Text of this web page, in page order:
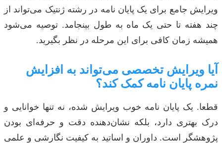
ویرایش جامع برای یک پایان نامه در رشته ژنتیک می‌تواند از
چند هفته تا حتی یک ماه به طول بینجامد. توصیه می‌شود
همیشه زمان کافی برای این مرحله در نظر بگیرید.
آیا ویرایش تخصصی می‌تواند به افزایش
نمره پایان نامه کمک کند؟
قطعا. یک پایان نامه خوب ویرایش شده، نه تنها خوانایی و
درک بهتری دارد، بلکه نشان‌دهنده دقت و حرفه‌ای بودن
پژوهشگر است. داوران و اساتید به کیفیت نگارشی و علمی